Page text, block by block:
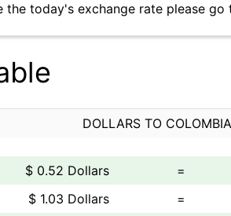
the today's exchange rate please go
DOLLARS TO
$ 0.52 Dollars =
$ 1.03 Dollars
=